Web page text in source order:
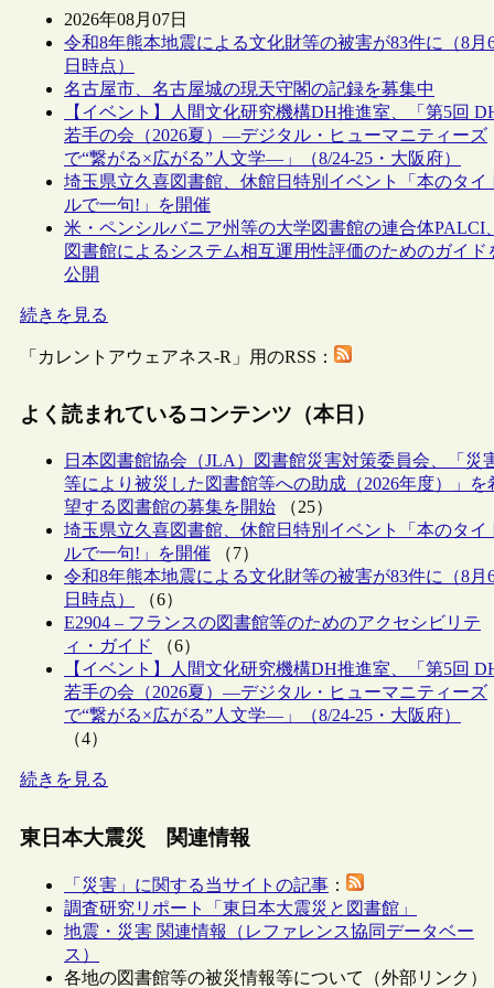
2026年08月07日
令和8年熊本地震による文化財等の被害が83件に（8月
日時点）
名古屋市、名古屋城の現天守閣の記録を募集中
【イベント】人間文化研究機構DH推進室、「第5回
若手の会（2026夏）―デジタル・ヒューマニティーズ
で“繋がる×広がる”人文学―」（8/24-25・大阪府）
埼玉県立久喜図書館、休館日特別イベント「本のタイ
ルで一句!」を開催
米・ペンシルバニア州等の大学図書館の連合体PALCI、
図書館によるシステム相互運用性評価のためのガイド
公開
続きを見る
「カレントアウェアネス-R」用のRSS：
よく読まれているコンテンツ（本日）
日本図書館協会（JLA）図書館災害対策委員会、「災
等により被災した図書館等への助成（2026年度）」を
望する図書館の募集を開始 （25）
埼玉県立久喜図書館、休館日特別イベント「本のタイ
ルで一句!」を開催 （7）
令和8年熊本地震による文化財等の被害が83件に（8月
日時点）
（6）
E2904 – フランスの図書館等のためのアクセシビリテ
ィ・ガイド
（6）
【イベント】人間文化研究機構DH推進室、「第5回
若手の会（2026夏）―デジタル・ヒューマニティーズ
で“繋がる×広がる”人文学―」（8/24-25・大阪府）
（4）
続きを見る
東日本大震災 関連情報
「災害」に関する当サイトの記事 ：
調査研究リポート「東日本大震災と図書館」
地震・災害 関連情報（レファレンス協同データベー
ス）
各地の図書館等の被災情報等について（外部リンク）